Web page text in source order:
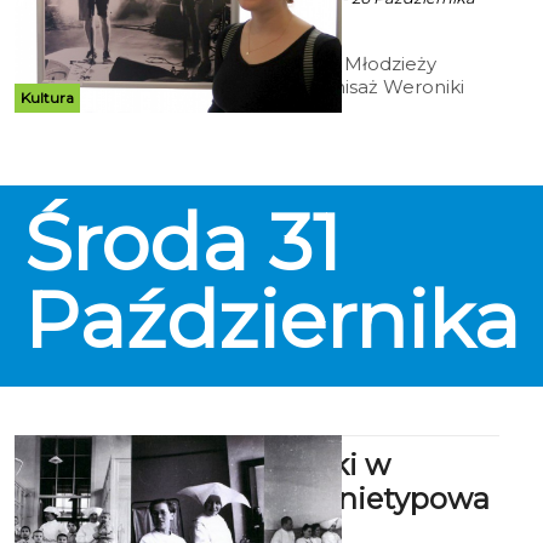
Kultura
2018 godz. 13:23
Koszaliński Pałac Młodzieży
zaprasza na wernisaż Weroniki
Kordylas, laureatki wielu
Przyroda" .
Środa 31
Października
Pielęgniarki w
habitach - nietypowa
wystawa